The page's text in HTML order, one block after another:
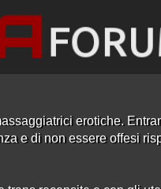
erotiche.
e di non essere offesi